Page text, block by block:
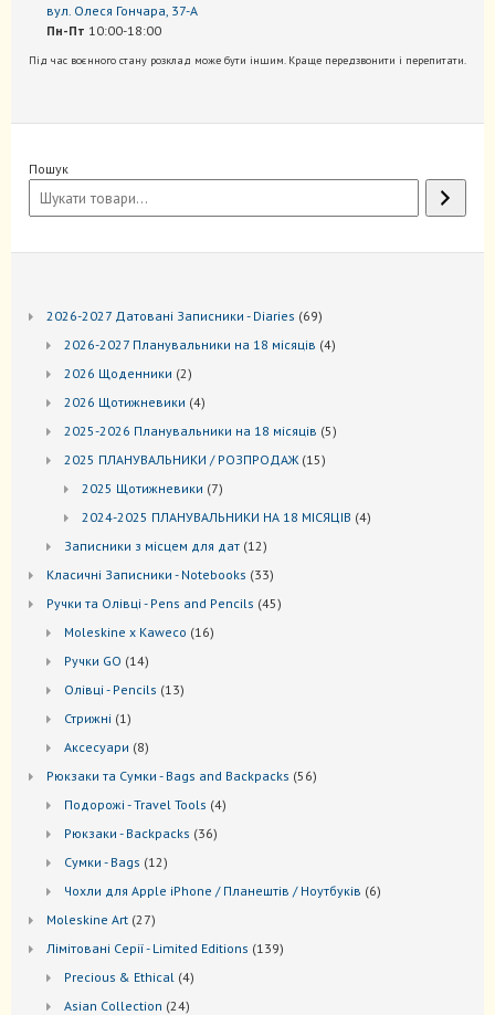
вул. Олеся Гончара, 37-А
Пн-Пт 10:00-18:00
Під час воєнного стану розклад може бути іншим. Краще передзвонити і перепитати.
Пошук
2026-2027 Датовані Записники - Diaries 6969
2026-2027 Планувальники на 18 місяців 44
2026 Щоденники 22
2026 Щотижневики 44
2025-2026 Планувальники на 18 місяців 55
2025 ПЛАНУВАЛЬНИКИ / РОЗПРОДАЖ 1515
2025 Щотижневики 77
2024-2025 ПЛАНУВАЛЬНИКИ НА 18 МІСЯЦІВ 44
Записники з місцем для дат 1212
Kласичні Записники - Notebooks 3333
Ручки та Олівці - Pens and Pencils 4545
Moleskine x Kaweco 1616
Ручки GO 1414
Oлівці - Pencils 1313
Стрижні 1 1
Аксесуари 88
Рюкзаки та Cумки - Bags and Backpacks 5656
Подорожі - Travel Tools 44
Рюкзаки - Backpacks 3636
Сумки - Bags 1212
Чохли для Apple iPhone / Планештів / Ноутбуків 66
Moleskine Art 2727
Лiмiтовані Серії - Limited Editions 139139
Precious & Ethical 44
Asian Collection 2424